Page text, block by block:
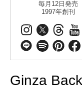
毎月12日発売
1997年創刊
Ginza